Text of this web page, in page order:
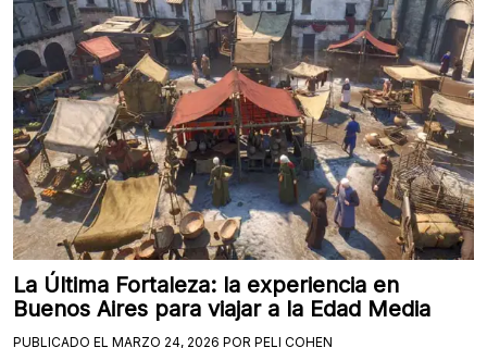
La Última Fortaleza: la experiencia en
Buenos Aires para viajar a la Edad Media
PUBLICADO EL MARZO 24, 2026 POR PELI COHEN